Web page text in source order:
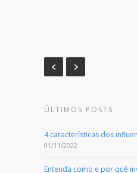
ÚLTIMOS POSTS
4 características dos
01/11/2022
Entenda como e por quê